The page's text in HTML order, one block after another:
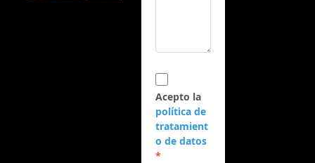
Acepto la
política de
tratamient
o de datos
*